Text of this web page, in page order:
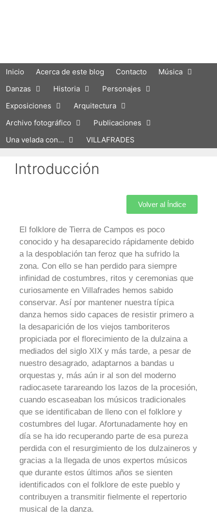
Inicio Acerca de este blog Contacto
Música
Danzas
Historia
Personajes
Exposiciones
Arquitectura
Archivo fotográfico
Publicaciones
Una velada con…
VILLAFRADES
Introducción
Volver al Índice
El folklore de Tierra de Campos es poco
conocido y ha desaparecido rápidamente debido
a la despoblación tan feroz que ha sufrido la
zona. Con ello se han perdido para siempre
infinidad de costumbres, ritos y ceremonias que
curiosamente en Villafrades hemos sabido
conservar. Así por mantener nuestra típica
danza hemos sido capaces de resistir primero a
la desaparición de los viejos tamboriteros
propiciada por el florecimiento de la dulzaina a
mediados del siglo XIX y más tarde, a pesar de
nuestro desagrado, adaptarnos a bandas u
orquestas y, más aún ir al son del moderno
radiocasete tarareando los lazos de la procesión,
cuando escaseaban los músicos tradicionales
que se identificaban de lleno con el folklore y
costumbres del lugar. Afortunadamente hoy en
día se ha ido recuperando parte de esa pureza
perdida con el resurgimiento de los dulzaineros y
gracias a la llegada de unos expertos músicos
que durante estos últimos años se sienten
identificados con el folklore de este pueblo y
contribuyen a transmitir fielmente el repertorio
musical de la danza.